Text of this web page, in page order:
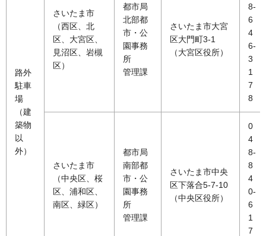
路外
駐車
場
（建
築物
以
外）
さいたま市
（西区、北
区、大宮区、
見沼区、岩槻
区）
都市局
北部都
市・公
園事務
所
管理課
さいたま市大宮
区大門町3-1
（大宮区役所）
8-
6
4
6-
3
1
7
8
さいたま市
（中央区、桜
区、浦和区、
南区、緑区）
都市局
南部都
市・公
園事務
所
管理課
さいたま市中央
区下落合5-7-10
（中央区役所）
0
4
8-
8
4
0-
6
1
7